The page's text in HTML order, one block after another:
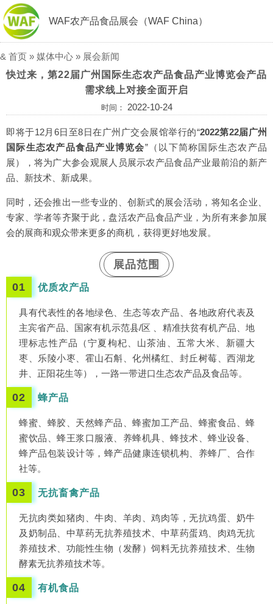
WAF农产品食品展会（WAF China）
& 首页 » 媒体中心 » 展会新闻
快过来，第22届广州国际生态农产品食品产业博览会产品
需求线上对接全面开启
时间： 2022-10-24
即将于12月6日至8日在广州广交会展馆举行的“2022第22届广州
国际生态农产品食品产业博览会”（以下简称国际生态农产品
展），将为广大参会观展人员展示农产品食品产业最前沿的新产
品、新技术、新成果。
同时，还会推出一些专业的、创新式的展会活动，将知名企业、
专家、学者等齐聚于此，盘活农产品食品产业，为所有来参加展
会的展商和观众带来更多的商机，获得更好地发展。
展品范围
01
优质农产品
具有代表性的各地绿色、生态等农产品、各地政府代表及
主宾省产品、国家有机示范县/区 、精准扶贫有机产品、地
理标志性产品（宁夏枸杞、山茶油、五常大米、新疆大
枣、乐陵小枣、霍山石斛、化州橘红、封丘树莓、西湖龙
井、正阳花生等），一路一带进口生态农产品及食品等。
02 蜂产品
蜂蜜、蜂胶、天然蜂产品、蜂蜜加工产品、蜂蜜食品、蜂
蜜饮品、蜂王浆口服液、养蜂机具、蜂技术、蜂业设备、
蜂产品包装设计等，蜂产品健康连锁机构、养蜂厂、合作
社等。
03 无抗畜禽产品
无抗肉类如猪肉、牛肉、羊肉、鸡肉等，无抗鸡蛋、奶牛
及奶制品、中草药无抗养殖技术、中草药蛋鸡、肉鸡无抗
养殖技术、功能性生物（发酵）饲料无抗养殖技术、生物
酵素无抗养殖技术等。
04 有机食品